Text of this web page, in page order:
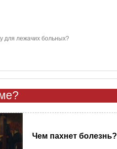
для лежачих больных?
Чем пахнет болезнь?